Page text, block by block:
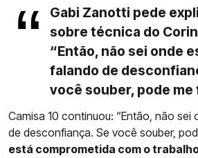
Gabi Zanotti pede
sobre técnica do
“Então, não sei onde
falando de
você souber, pode me
Camisa 10 continuou: “Então, não
de desconfiança. Se você souber,
está comprometida com o